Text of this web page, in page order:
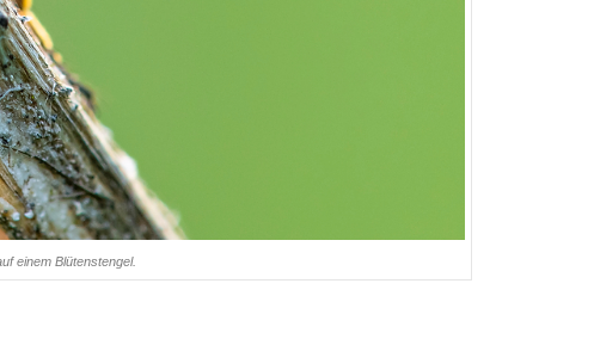
einem Blütenstengel.